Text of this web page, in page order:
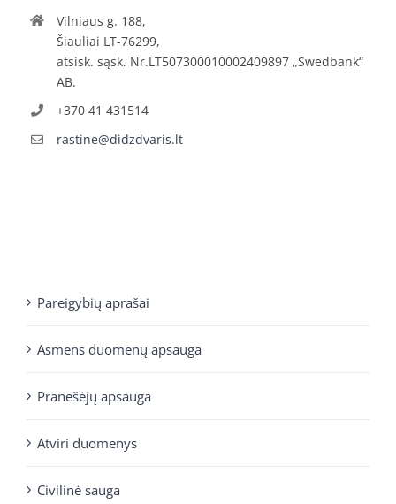
Vilniaus g. 188,
Šiauliai LT-76299,
atsisk. sąsk. Nr.LT507300010002409897 „Swedbank“
AB.
+370 41 431514
rastine@didzdvaris.lt
Pareigybių aprašai
Asmens duomenų apsauga
Pranešėjų apsauga
Atviri duomenys
Civilinė sauga